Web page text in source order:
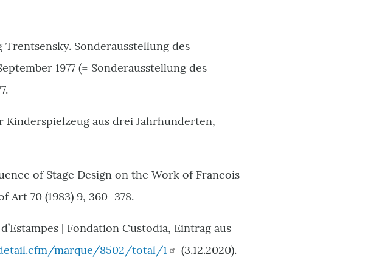
Sonderausstellung des
1977 (= Sonderausstellung des
aus drei Jahrhunderten,
of Stage Design on the Work of Francois
70 (1983) 9, 360–378.
| Fondation Custodia, Eintrag aus
marque/8502/total/1 (3.12.2020).